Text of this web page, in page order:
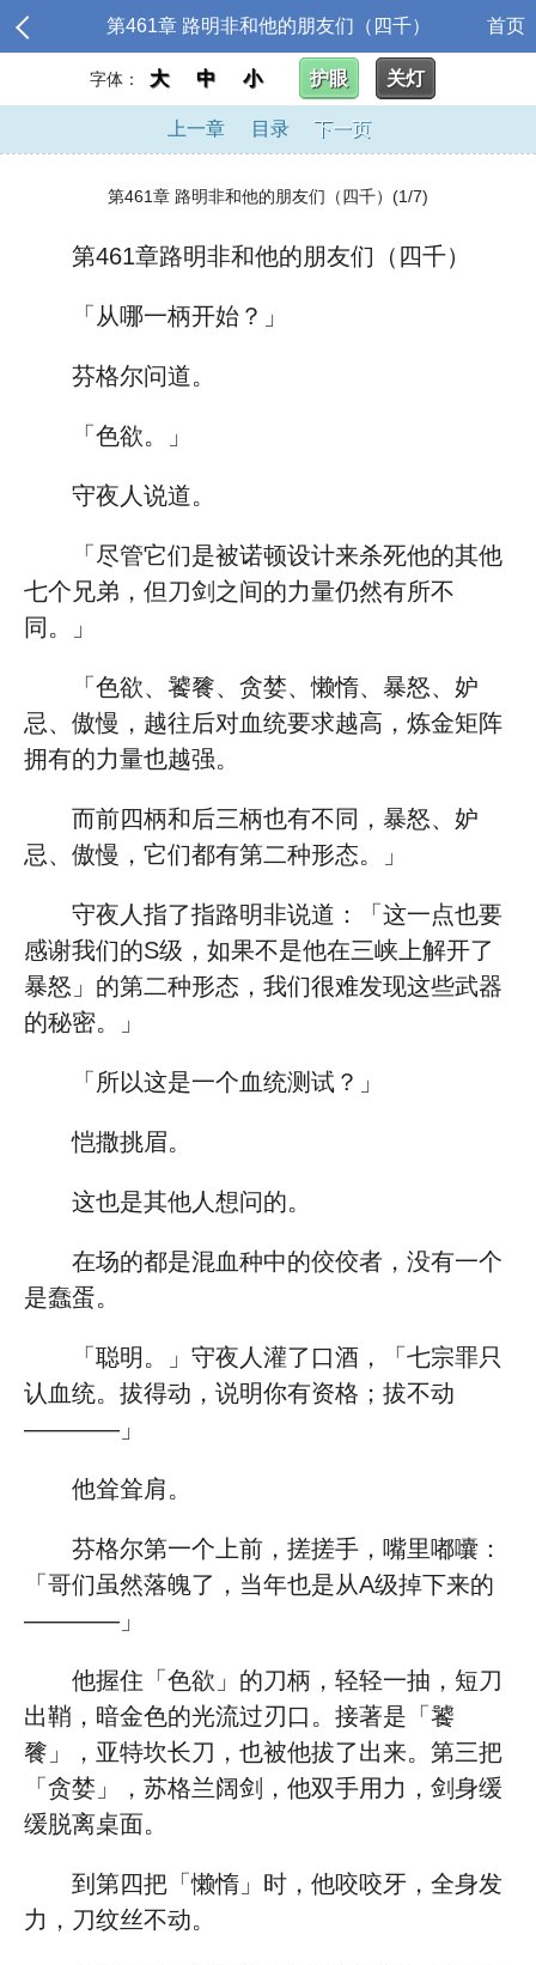
第461章 路明非和他的朋友们（四千） 首页
字体： 大 中 小 护眼 关灯
上一章 目录 下一页
第461章 路明非和他的朋友们（四千）(1/7)
第461章路明非和他的朋友们（四千）
「从哪一柄开始？」
芬格尔问道。
「色欲。」
守夜人说道。
「尽管它们是被诺顿设计来杀死他的其他
七个兄弟，但刀剑之间的力量仍然有所不
同。」
「色欲、饕餮、贪婪、懒惰、暴怒、妒
忌、傲慢，越往后对血统要求越高，炼金矩阵
拥有的力量也越强。
而前四柄和后三柄也有不同，暴怒、妒
忌、傲慢，它们都有第二种形态。」
守夜人指了指路明非说道：「这一点也要
感谢我们的S级，如果不是他在三峡上解开了
暴怒」的第二种形态，我们很难发现这些武器
的秘密。」
「所以这是一个血统测试？」
恺撒挑眉。
这也是其他人想问的。
在场的都是混血种中的佼佼者，没有一个
是蠢蛋。
「聪明。」守夜人灌了口酒，「七宗罪只
认血统。拔得动，说明你有资格；拔不动
————」
他耸耸肩。
芬格尔第一个上前，搓搓手，嘴里嘟囔：
「哥们虽然落魄了，当年也是从A级掉下来的
————」
他握住「色欲」的刀柄，轻轻一抽，短刀
出鞘，暗金色的光流过刃口。接著是「饕
餮」，亚特坎长刀，也被他拔了出来。第三把
「贪婪」，苏格兰阔剑，他双手用力，剑身缓
缓脱离桌面。
到第四把「懒惰」时，他咬咬牙，全身发
力，刀纹丝不动。